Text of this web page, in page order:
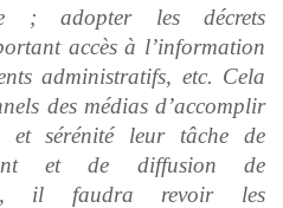
; adopter les décrets
accès à l’information
administratifs, etc. Cela
des médias d’accomplir
et sérénité leur tâche de
et de diffusion de
il faudra revoir les